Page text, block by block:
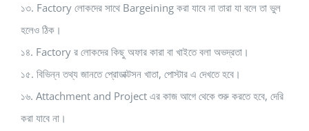
১৩. Factory লোকদের সাথে Bargeining করা যাবে না তারা যা বলে তা ভুল
হলেও ঠিক।
১৪. Factory র লোকদের কিছু অফার কারা বা খাইতে বলা অভদ্রতা।
১৫. বিভিন্ন তথ্য জানতে প্রোডাক্টসন খাতা, পোস্টার এ দেখতে হবে।
১৬. Attachment and Project এর কাজ আগে থেকে শুরু করতে হবে, দেরি
করা যাবে না।